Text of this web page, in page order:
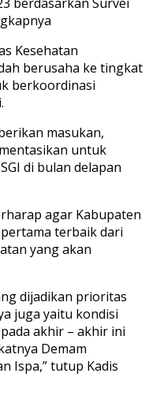
Kesehatan
berusaha ke tingkat
berkoordinasi
masukan,
untuk
di bulan delapan
agar Kabupaten
terbaik dari
yang akan
dijadikan prioritas
juga yaitu kondisi
akhir – akhir ini
Demam
Ispa,” tutup Kadis